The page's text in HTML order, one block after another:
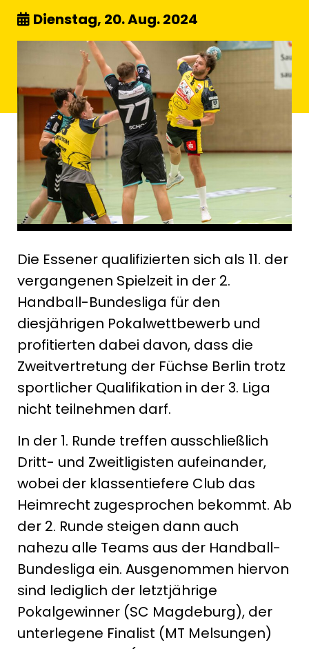
Dienstag, 20. Aug. 2024
Die Essener qualifizierten sich als 11. der
vergangenen Spielzeit in der 2.
Handball-Bundesliga für den
diesjährigen Pokalwettbewerb und
profitierten dabei davon, dass die
Zweitvertretung der Füchse Berlin trotz
sportlicher Qualifikation in der 3. Liga
nicht teilnehmen darf.
In der 1. Runde treffen ausschließlich
Dritt- und Zweitligisten aufeinander,
wobei der klassentiefere Club das
Heimrecht zugesprochen bekommt. Ab
der 2. Runde steigen dann auch
nahezu alle Teams aus der Handball-
Bundesliga ein. Ausgenommen hiervon
sind lediglich der letztjährige
Pokalgewinner (SC Magdeburg), der
unterlegene Finalist (MT Melsungen)